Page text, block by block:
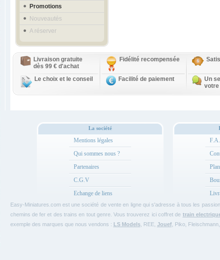
Promotions
Nouveautés
A réserver
Livraison gratuite
dès 99 € d'achat
Fidélité recompensée
Le choix et le conseil Facilité de paiement
Un
votre
La société
Mentions légales
Qui sommes nous ?
Partenaires
C.G.V
Echange de liens
Easy-Miniatures.com est une société de vente en ligne qui s'adresse à tous les
chemins de fer et des trains en tout genre. Vous trouverez ici coffret de train
exemple des marques que nous vendons : LS Models, REE, Jouef, Piko,